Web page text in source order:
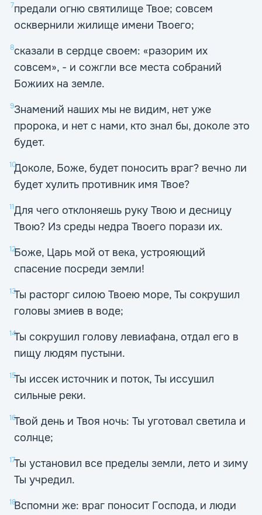
7предали огню святилище Твое; совсем
осквернили жилище имени Твоего;
8сказали в сердце своем: «разорим их
совсем», - и сожгли все места собраний
Божиих на земле.
9Знамений наших мы не видим, нет уже
пророка, и нет с нами, кто знал бы, доколе это
будет.
10Доколе, Боже, будет поносить враг? вечно ли
будет хулить противник имя Твое?
11Для чего отклоняешь руку Твою и десницу
Твою? Из среды недра Твоего порази их.
12Боже, Царь мой от века, устрояющий
спасение посреди земли!
13Ты расторг силою Твоею море, Ты сокрушил
головы змиев в воде;
14Ты сокрушил голову левиафана, отдал его в
пищу людям пустыни.
15Ты иссек источник и поток, Ты иссушил
сильные реки.
16Твой день и Твоя ночь: Ты уготовал светила и
солнце;
17Ты установил все пределы земли, лето и зиму
Ты учредил.
18Вспомни же: враг поносит Господа, и люди